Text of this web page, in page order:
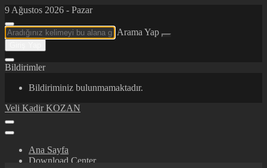
9 Ağustos 2026 - Pazar
Arama Yap
Bildirimler
Bildiriminiz bulunmamaktadır.
Veli Kadir KOZAN
Ana Sayfa
Download Center